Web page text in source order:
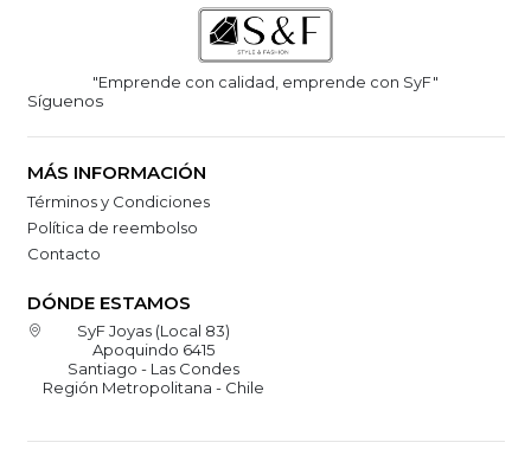
"Emprende con calidad, emprende con SyF"
Síguenos
MÁS INFORMACIÓN
Términos y Condiciones
Política de reembolso
Contacto
DÓNDE ESTAMOS
SyF Joyas (Local 83)
Apoquindo 6415
Santiago - Las Condes
Región Metropolitana - Chile